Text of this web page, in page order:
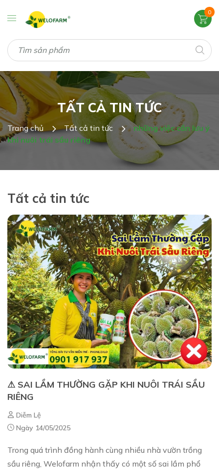
0
TẤT CẢ TIN TỨC
Trang chủ Tất cả tin tức
những việc cần lưu ý
khi nuôi trái sầu riêng
Tất cả tin tức
⚠ SAI LẦM THƯỜNG GẶP KHI NUÔI TRÁI SẦU
RIÊNG
Diễm Lệ
Ngày 14/05/2025
Trong quá trình đồng hành cùng nhiều nhà vườn trồng
sầu riêng, Welofarm nhận thấy có một số sai lầm phổ